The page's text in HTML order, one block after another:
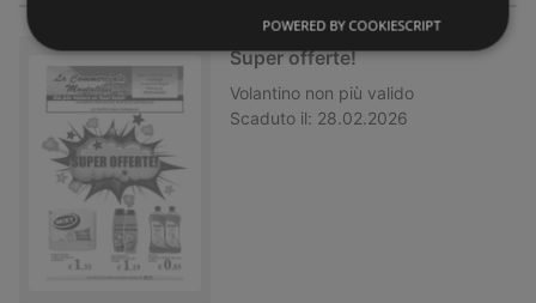
Super offerte!
Volantino non più valido
Scaduto il: 28.02.2026
POWERED BY COOKIESCRIPT